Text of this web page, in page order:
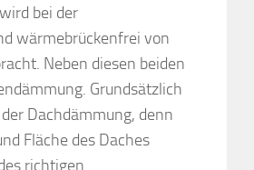
bei der
wärmebrückenfrei von
Neben diesen beiden
Grundsätzlich
Dachdämmung, denn
Fläche des Daches
richtigen